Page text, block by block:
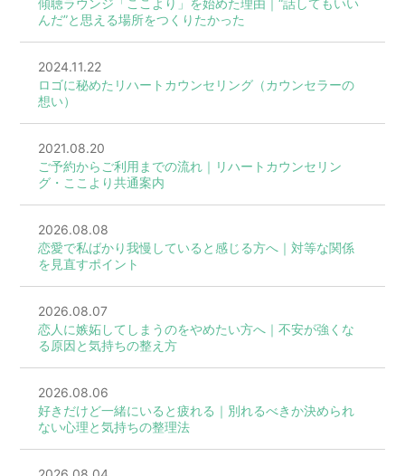
傾聴ラウンジ「ここより」を始めた理由｜“話してもいい
んだ”と思える場所をつくりたかった
2024.11.22
ロゴに秘めたリハートカウンセリング（カウンセラーの
想い）
2021.08.20
ご予約からご利用までの流れ｜リハートカウンセリン
グ・ここより共通案内
2026.08.08
恋愛で私ばかり我慢していると感じる方へ｜対等な関係
を見直すポイント
2026.08.07
恋人に嫉妬してしまうのをやめたい方へ｜不安が強くな
る原因と気持ちの整え方
2026.08.06
好きだけど一緒にいると疲れる｜別れるべきか決められ
ない心理と気持ちの整理法